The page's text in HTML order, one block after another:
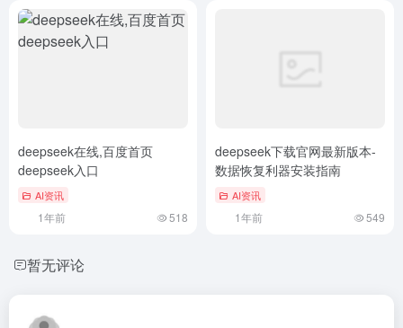
deepseek在线,百度首页
deepseek入口
AI资讯
1年前 518
deepseek下载官网最新版本-
数据恢复利器安装指南
AI资讯
1年前 549
暂无评论